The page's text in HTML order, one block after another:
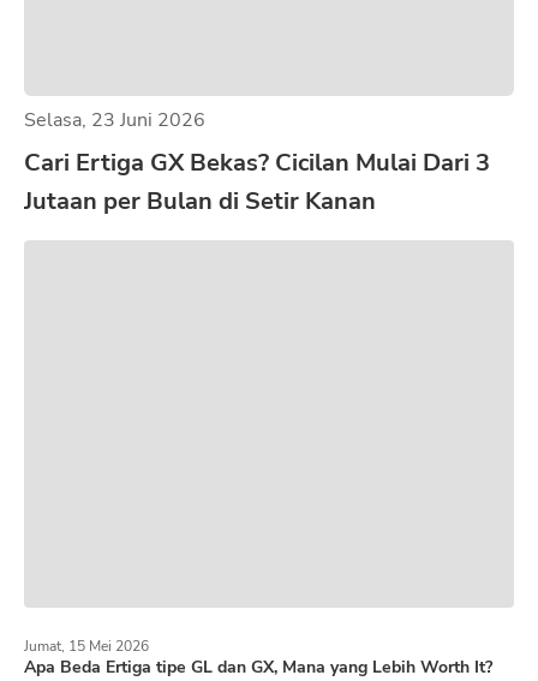
Selasa, 23 Juni 2026
Cari Ertiga GX Bekas? Cicilan Mulai Dari 3
Jutaan per Bulan di Setir Kanan
Apa Beda Ertiga tipe GL dan GX, Mana yang Lebih Worth It?
Jumat, 15 Mei 2026